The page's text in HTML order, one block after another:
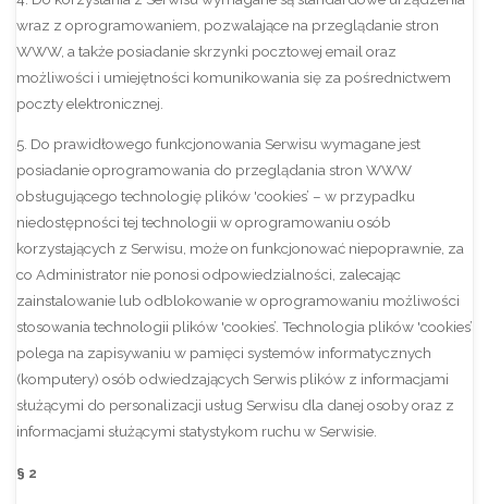
wraz z oprogramowaniem, pozwalające na przeglądanie stron
WWW, a także posiadanie skrzynki pocztowej email oraz
możliwości i umiejętności komunikowania się za pośrednictwem
poczty elektronicznej.
5. Do prawidłowego funkcjonowania Serwisu wymagane jest
posiadanie oprogramowania do przeglądania stron WWW
obsługującego technologię plików 'cookies’ – w przypadku
niedostępności tej technologii w oprogramowaniu osób
korzystających z Serwisu, może on funkcjonować niepoprawnie, za
co Administrator nie ponosi odpowiedzialności, zalecając
zainstalowanie lub odblokowanie w oprogramowaniu możliwości
stosowania technologii plików 'cookies’. Technologia plików 'cookies’
polega na zapisywaniu w pamięci systemów informatycznych
(komputery) osób odwiedzających Serwis plików z informacjami
służącymi do personalizacji usług Serwisu dla danej osoby oraz z
informacjami służącymi statystykom ruchu w Serwisie.
§ 2